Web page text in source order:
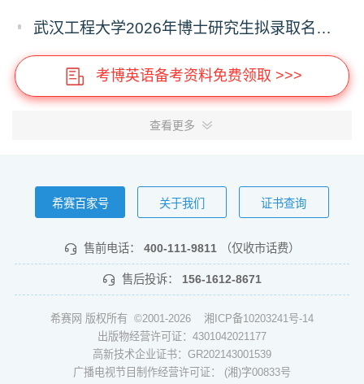
武汉工程大学2026年博士研究生拟录取名单公示（普通招考）（第六批）
考博英语备考资料免费领取 >>>
查看更多
希赛百家号 关于我们 证书查询
售前电话： 400-111-9811 （仅收市话费）
售后投诉： 156-1612-8671
希赛网 版权所有 ©2001-2026 湘ICP备10203241号-14
出版物经营许可证：4301042021177
高新技术企业证书：GR202143001539
广播电视节目制作经营许可证： (湘)字00833号